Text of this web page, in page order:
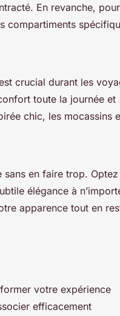
En revanche,
compartiments
crucial durant les
toute la journée et
chic, les mocassins
sans en faire trop. Optez
élégance à
apparence tout en
votre expérience
efficacement